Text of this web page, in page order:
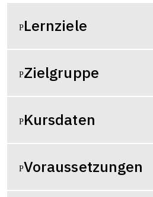
Lernziele
Zielgruppe
Kursdaten
Voraussetzungen